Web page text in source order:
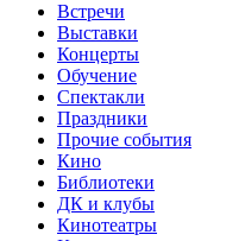
Встречи
Выставки
Концерты
Обучение
Спектакли
Праздники
Прочие события
Кино
Библиотеки
ДК и клубы
Кинотеатры